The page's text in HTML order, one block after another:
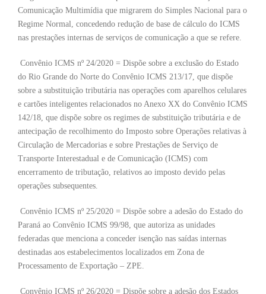
Comunicação Multimídia que migrarem do Simples Nacional para o
Regime Normal, concedendo redução de base de cálculo do ICMS
nas prestações internas de serviços de comunicação a que se refere.
Convênio ICMS nº 24/2020 = Dispõe sobre a exclusão do Estado
do Rio Grande do Norte do Convênio ICMS 213/17, que dispõe
sobre a substituição tributária nas operações com aparelhos celulares
e cartões inteligentes relacionados no Anexo XX do Convênio ICMS
142/18, que dispõe sobre os regimes de substituição tributária e de
antecipação de recolhimento do Imposto sobre Operações relativas à
Circulação de Mercadorias e sobre Prestações de Serviço de
Transporte Interestadual e de Comunicação (ICMS) com
encerramento de tributação, relativos ao imposto devido pelas
operações subsequentes.
Convênio ICMS nº 25/2020 = Dispõe sobre a adesão do Estado do
Paraná ao Convênio ICMS 99/98, que autoriza as unidades
federadas que menciona a conceder isenção nas saídas internas
destinadas aos estabelecimentos localizados em Zona de
Processamento de Exportação – ZPE.
Convênio ICMS nº 26/2020 = Dispõe sobre a adesão dos Estados